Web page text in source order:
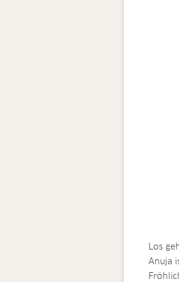
Los
Anuja